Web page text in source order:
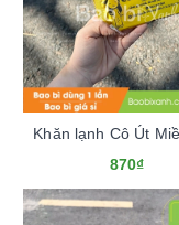
Khăn lạnh Cô Út
870₫